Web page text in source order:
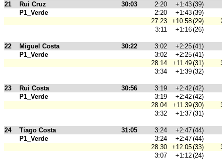
21 Rui Cruz 30:03 2:20 +1:43(39)
P1_Verde
2:20 +1:43(39)
27:23
+10:58(29)
3:11
+1:16(26)
22 Miguel Costa 30:22 3:02 +2:25(41)
P1_Verde
3:02 +2:25(41)
28:14
+11:49(31)
3:34
+1:39(32)
23 Rui Costa 30:56 3:19 +2:42(42)
P1_Verde
3:19 +2:42(42)
28:04
+11:39(30)
3:32
+1:37(31)
24 Tiago Costa 31:05 3:24 +2:47(44)
P1_Verde
3:24 +2:47(44)
28:30
+12:05(33)
3:07
+1:12(24)